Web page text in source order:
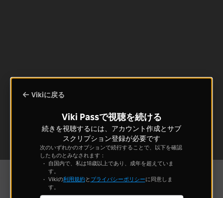
Vikiに戻る
Viki Passで視聴を続ける
続きを視聴するには、アカウント作成とサブ
スクリプション登録が必要です
次のいずれかのオプションで続行することで、以下を確認
したものとみなされます：
自国内で、私は18歳以上であり、成年を超えていま
す。
Vikiの利用規約と プライバシーポリシーに同意しま
す。